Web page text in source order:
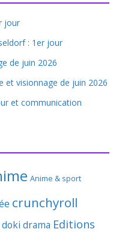
jour
: 1er jour
de juin 2026
et visionnage de juin 2026
et communication
Anime & sport
crunchyroll
drama Editions